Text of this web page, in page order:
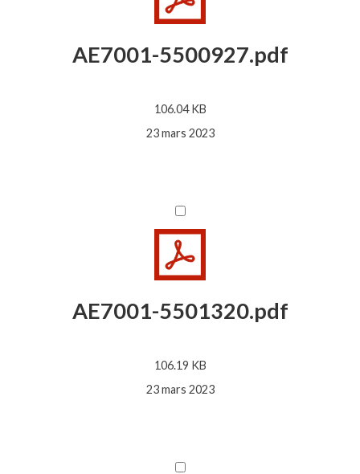
AE7001-5500927.pdf
106.04 KB
23 mars 2023
AE7001-5501320.pdf
106.19 KB
23 mars 2023